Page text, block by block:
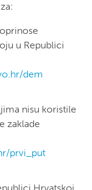
u Republici
dem
nisu koristile
zaklade
prvi_put